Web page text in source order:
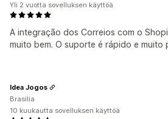
A integração dos Correios com o
muito bem. O suporte é rápido e muito
Yli 2 vuotta sovelluksen käyttöä
Idea Jogos
Brasilia
10 kuukautta sovelluksen käyttöä